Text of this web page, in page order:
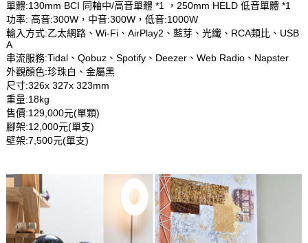
單體:130mm BCI 同軸中/高音單體 *1 ，250mm HELD 低音單體 *1
功率: 高音:300W，中音:300W，低音:1000W
輸入方式:乙太網路、Wi-Fi、AirPlay2、藍芽、光纖、RCA類比、USB
A
串流服務:Tidal、Qobuz、Spotify、Deezer、Web Radio、Napster
外觀顏色:珍珠白、金屬黑
尺寸:326x 327x 323mm
重量:18kg
售價:129,000元(單顆)
腳架:12,000元(單支)
壁架:7,500元(單支)